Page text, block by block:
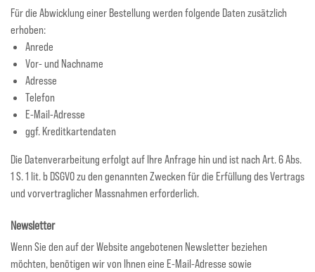
Für die Abwicklung einer Bestellung werden folgende Daten zusätzlich
erhoben:
Anrede
Vor- und Nachname
Adresse
Telefon
E-Mail-Adresse
ggf. Kreditkartendaten
Die Datenverarbeitung erfolgt auf Ihre Anfrage hin und ist nach Art. 6 Abs.
1 S. 1 lit. b DSGVO zu den genannten Zwecken für die Erfüllung des Vertrags
und vorvertraglicher Massnahmen erforderlich.
Newsletter
Wenn Sie den auf der Website angebotenen Newsletter beziehen
möchten, benötigen wir von Ihnen eine E-Mail-Adresse sowie